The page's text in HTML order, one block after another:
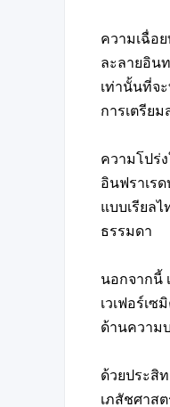
ความเฉื่อ
ละลายอิน
เท่านั้นที่จ
การเตรีย
ความโปร่
อินฟราเร
แบบเรียล
ธรรมดา
นอกจากนี้
เวเฟอร์เ
ด้านความ
ด้วยประสิ
เภสัชศาส